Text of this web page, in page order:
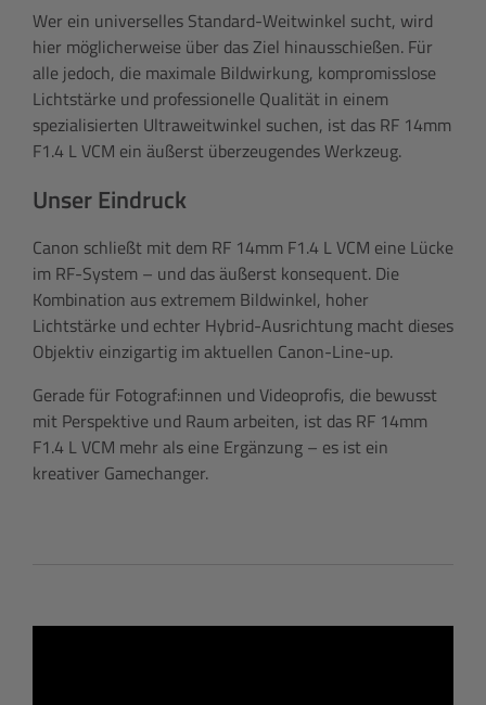
Wer ein universelles Standard-Weitwinkel sucht, wird
hier möglicherweise über das Ziel hinausschießen. Für
alle jedoch, die maximale Bildwirkung, kompromisslose
Lichtstärke und professionelle Qualität in einem
spezialisierten Ultraweitwinkel suchen, ist das RF 14mm
F1.4 L VCM ein äußerst überzeugendes Werkzeug.
Unser Eindruck
Canon schließt mit dem RF 14mm F1.4 L VCM eine Lücke
im RF-System – und das äußerst konsequent. Die
Kombination aus extremem Bildwinkel, hoher
Lichtstärke und echter Hybrid-Ausrichtung macht dieses
Objektiv einzigartig im aktuellen Canon-Line-up.
Gerade für Fotograf:innen und Videoprofis, die bewusst
mit Perspektive und Raum arbeiten, ist das RF 14mm
F1.4 L VCM mehr als eine Ergänzung – es ist ein
kreativer Gamechanger.